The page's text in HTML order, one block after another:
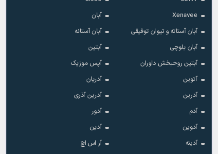
Xenavee
آبان
آبان آستاته و تیوان توفیقی
آبان آستانه
آبان بلوچی
آبتین
آبتین روحبخش داوران
آپس موزیک
آتوین
آدریان
آدرین
آدرین آذری
آدم
آدور
آدوین
آدین
آدینه
آر اس اچ